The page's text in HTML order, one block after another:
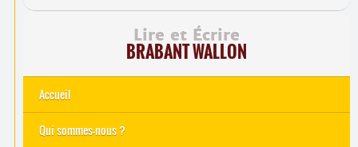
Lire et Écrire
BRABANT WALLON
Accueil
Qui sommes-nous ?